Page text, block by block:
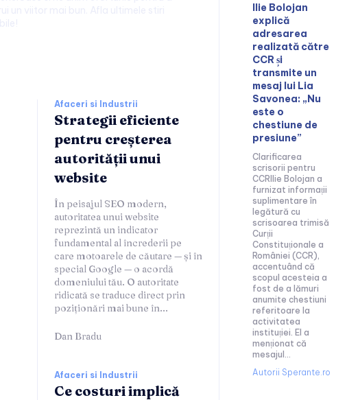
Afaceri si Industrii
Strategii eficiente
pentru creșterea
autorității unui
website
În peisajul SEO modern,
autoritatea unui website
reprezintă un indicator
fundamental al încrederii pe
care motoarele de căutare — și în
special Google — o acordă
domeniului tău. O autoritate
ridicată se traduce direct prin
poziționări mai bune în...
Dan Bradu
Afaceri si Industrii
Ce costuri implică
Ilie Bolojan
explică
adresarea
realizată către
CCR și
transmite un
mesaj lui Lia
Savonea: „Nu
este o
chestiune de
presiune”
Clarificarea
scrisorii pentru
CCRIlie Bolojan a
furnizat informații
suplimentare în
legătură cu
scrisoarea trimisă
Curții
Constituționale a
României (CCR),
accentuând că
scopul acesteia a
fost de a lămuri
anumite chestiuni
referitoare la
activitatea
instituției. El a
menționat că
mesajul...
Autorii Sperante.ro